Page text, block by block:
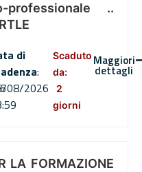
..
di
:
08/2026
Scaduto
da:
2
giorni
Maggiori
dettagli
LA FORMAZIONE